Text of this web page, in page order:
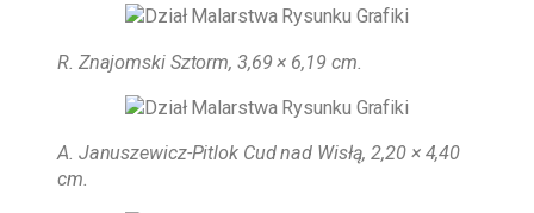
R. Znajomski Sztorm, 3,69 × 6,19 cm
A. Januszewicz-Pitlok Cud nad Wisłą, 2,20 × 4,40
cm.